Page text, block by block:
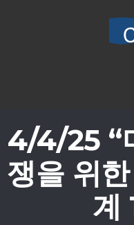
4/4/25 “
쟁을 위
계